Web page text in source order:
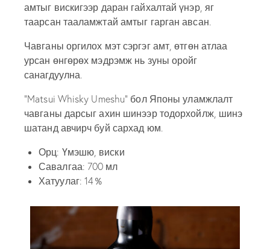
амтыг вискигээр даран гайхалтай үнэр, яг
таарсан тааламжтай амтыг гарган авсан.
Чавганы оргилох мэт сэргэг амт, өтгөн атлаа
урсан өнгөрөх мэдрэмж нь зуны оройг
санагдуулна.
“Matsui Whisky Umeshu​” бол Японы уламжлалт
чавганы дарсыг ахин шинээр тодорхойлж, шинэ
шатанд авчирч буй сархад юм.
Орц: Үмэшю, виски
Савалгаа: 700 мл
Хатуулаг: 14％